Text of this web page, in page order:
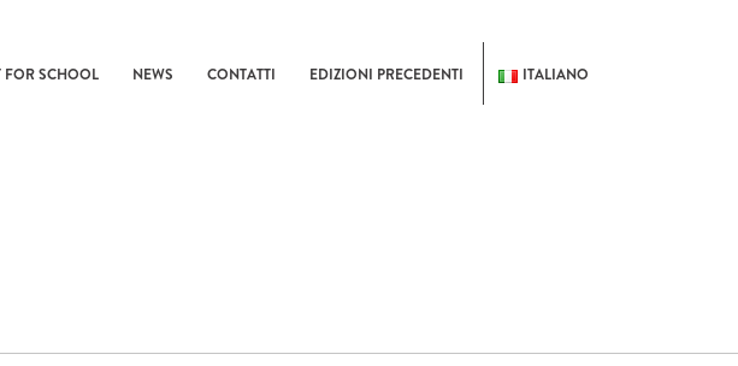
FOR SCHOOL NEWS CONTATTI EDIZIONI PRECEDENTI ITALIANO